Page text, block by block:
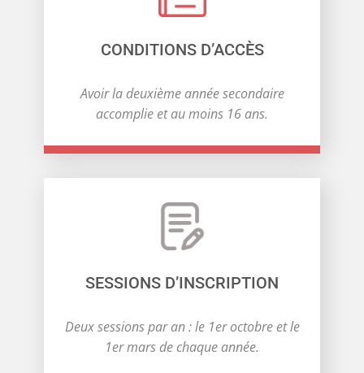
CONDITIONS D’ACCÈS
Avoir la deuxième année secondaire
accomplie et au moins 16 ans.
SESSIONS D’INSCRIPTION
Deux sessions par an : le 1er octobre et le
1er mars de chaque année.